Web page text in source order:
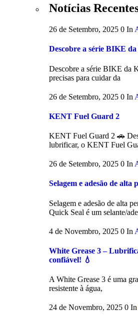
Notícias
26 de Setembro, 2025 0 In
Descobre a série BIKE
Descobre a série BIKE
precisas para cuidar da
26 de Setembro, 2025 0 In
KENT Fuel Guard 2
KENT Fuel Guard 2 🚗
lubrificar, o KENT Fuel
26 de Setembro, 2025 0 In
Selagem e adesão de alta
Selagem e adesão de alta
Quick Seal é um selante/
4 de Novembro, 2025 0 In
White Grease 3 –
confiável! 💧
A White Grease 3 é uma
resistente à água,
24 de Novembro, 2025 0 In